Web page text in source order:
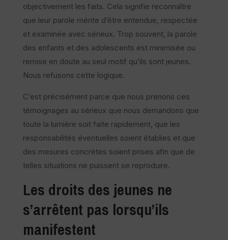
objectivement les faits. Cela signifie reconnaître
que leur parole mérite d’être entendue, respectée
et examinée avec sérieux. Trop souvent, la parole
des enfants et des adolescents est minimisée ou
remise en doute au seul motif qu’ils sont jeunes.
Nous refusons cette logique.
C’est précisément parce que nous prenons ces
témoignages au sérieux que nous demandons que
toute la lumière soit faite rapidement, que les
responsabilités éventuelles soient établies et que
des mesures concrètes soient prises afin que de
telles situations ne puissent se reproduire.
Les droits des jeunes ne
s’arrêtent pas lorsqu’ils
manifestent